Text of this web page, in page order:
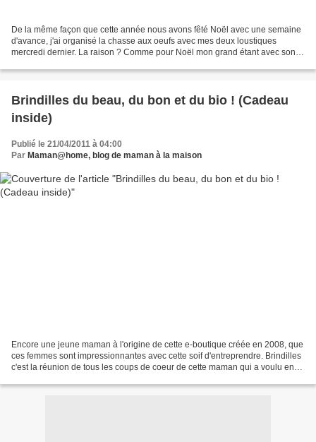
De la même façon que cette année nous avons fêté Noël avec une semaine
d'avance, j'ai organisé la chasse aux oeufs avec mes deux loustiques
mercredi dernier. La raison ? Comme pour Noël mon grand étant avec son
Brindilles du beau, du bon et du bio ! (Cadeau
inside)
Publié le 21/04/2011 à 04:00
Par Maman@home, blog de maman à la maison
Encore une jeune maman à l'origine de cette e-boutique créée en 2008, que
ces femmes sont impressionnantes avec cette soif d'entreprendre. Brindilles
c'est la réunion de tous les coups de coeur de cette maman qui a voulu en